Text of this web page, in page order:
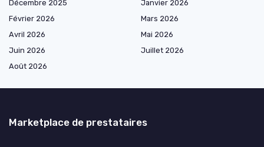
Décembre 2025
Janvier 2026
Février 2026
Mars 2026
Avril 2026
Mai 2026
Juin 2026
Juillet 2026
Août 2026
Marketplace de prestataires